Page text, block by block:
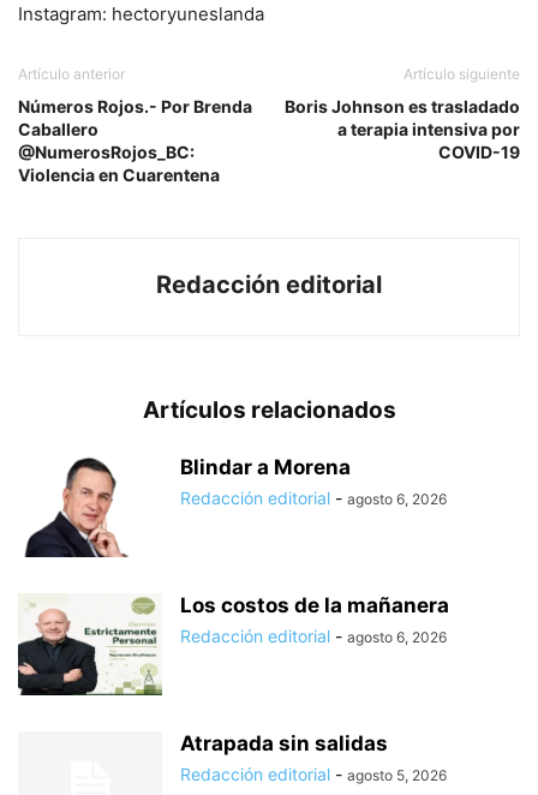
Instagram: hectoryuneslanda
Artículo anterior
Números Rojos.- Por Brenda
Caballero
@NumerosRojos_BC:
Violencia en Cuarentena
Artículo siguiente
Boris Johnson es trasladado
a terapia intensiva por
COVID-19
Redacción editorial
Artículos relacionados
Blindar a Morena
Redacción editorial - agosto 6, 2026
Los costos de la mañanera
Redacción editorial - agosto 6, 2026
Atrapada sin salidas
Redacción editorial - agosto 5, 2026